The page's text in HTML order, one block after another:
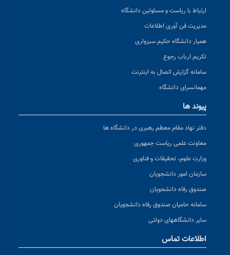
ارتباط با ریاست و مسئولین دانشگاه
مدیریت فن آوری اطلاعات
همیار دانشگاه حکیم سبزواری
تکریم ارباب رجوع
سامانه گزارش اتصال به اینترنت
مهمانسرای دانشگاه
پیوند ها
دفتر نهاد مقام معظم رهبری در دانشگاه ها
معاونت علمی ریاست جمهوری
وزارت علوم، تحقیقات و فناوری
سازمان امور دانشجویان
صندوق رفاه دانشجویان
سامانه حامیان صندوق رفاه دانشجویان
سایر دانشگاههای دولتی
اطلاعات تماس